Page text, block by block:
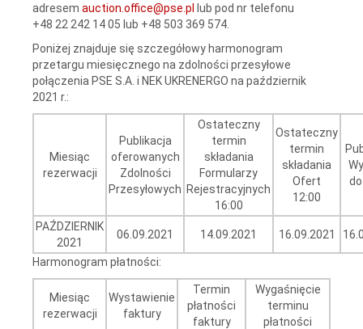
adresem auction.office@pse.pl
lub pod nr telefonu
+48 22 242 14 05 lub +48 503 369 574.
Poniżej znajduje się szczegółowy harmonogram
przetargu miesięcznego na zdolności przesyłowe
połączenia PSE S.A. i NEK UKRENERGO na październik
2021 r.:
Miesiąc
rezerwacji
Publikacja
oferowanych
Zdolności
Przesyłowych
Ostateczny
termin
składania
Formularzy
Rejestracyjnych
16:00
Ostateczny
termin
składania
Ofert
12:00
PAŹDZIERNIK
2021
06.09.2021 14.09.2021 16.09.2021
Harmonogram płatności:
Miesiąc
rezerwacji
Wystawienie
faktury
Termin
płatności
faktury
Wygaśnięcie
terminu
płatności